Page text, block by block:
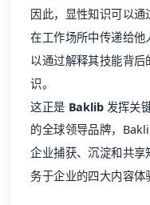
因此，显性知识可以
在工作场所中传递给
以通过解释其技能背
识。
这正是 Baklib发挥关
的全球领导品牌，
企业捕获、沉淀和共
务于企业的四大内容体